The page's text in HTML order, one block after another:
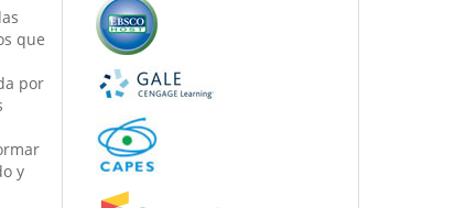
que
por
y